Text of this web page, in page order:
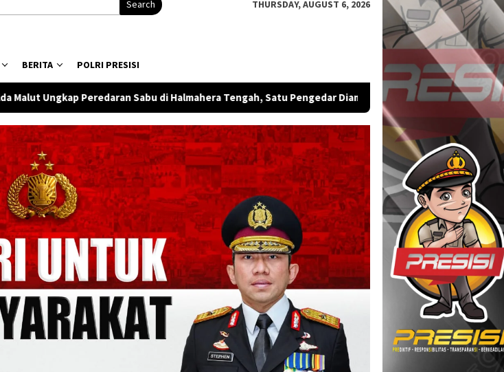
Search THURSDAY, AUGUST 6, 2026
BERITA POLRI PRESISI
di Halmahera Tengah, Satu Pengedar Diamankan Bintara Remaja Brimob Malut Sabet Emas,